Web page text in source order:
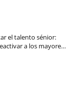
el talento sénior:
a los mayore…